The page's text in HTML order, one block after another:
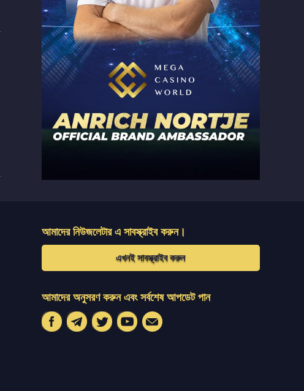
আমাদের নিউজলেটার এ সাবস্ক্রাইব করুন।
এখনই সাবস্ক্রাইব করুন
আমাদের অনুসরণ করুন এবং সর্বশেষ আপডেট পান